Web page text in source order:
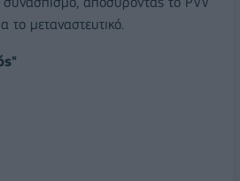
το μεταναστευτικό.